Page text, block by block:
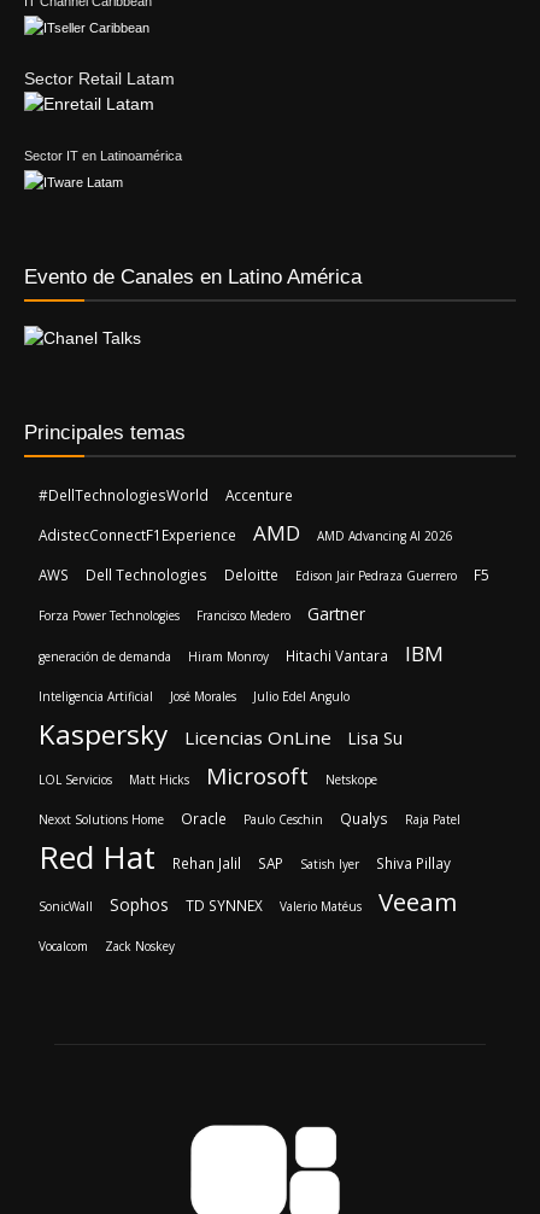
Sector Retail Latam
Sector IT en Latinoamérica
Evento de Canales en Latino América
Principales temas
#DellTechnologiesWorld Accenture
AdistecConnectF1Experience AMD AMD Advancing AI 2026
AWS Dell Technologies Deloitte Edison Jair Pedraza Guerrero F5
Forza Power Technologies Francisco Medero Gartner
generación de demanda Hiram Monroy Hitachi Vantara IBM
Inteligencia Artificial José Morales Julio Edel Angulo
Kaspersky Licencias OnLine Lisa Su
LOL Servicios Matt Hicks Microsoft Netskope
Nexxt Solutions Home Oracle Paulo Ceschin Qualys Raja Patel
Red Hat Rehan Jalil SAP Satish Iyer Shiva Pillay
SonicWall Sophos TD SYNNEX Valerio Matéus Veeam
Vocalcom Zack Noskey